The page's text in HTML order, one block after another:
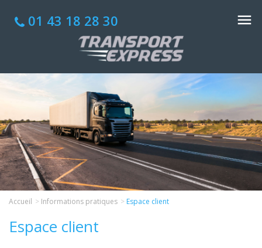
01 43 18 28 30
Accueil Informations pratiques Espace client
Espace client